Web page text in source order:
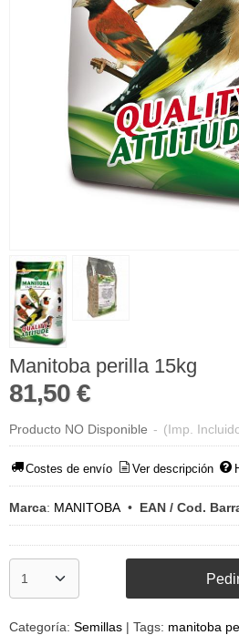
Manitoba perilla 15kg
81,50 €
Producto NO Disponible - (Imp.
Costes de envío Ver descripción
Marca: MANITOBA• EAN / Cod.
Categoría: Semillas | Tags: manitoba